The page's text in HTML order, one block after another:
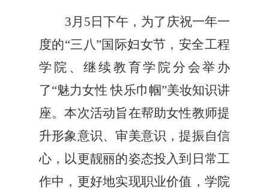
3月5日下午，为了庆祝一年一
度的“三八”国际妇女节，安全工程
学院、继续教育学院分 会举办
了“魅力女性 快乐巾帼”美妆知识讲
座。本次活动旨在帮助女性教师提
升形象意识、审美意识，提振自信
心，以更靓丽的姿态投入到日常工
作中，更好地实现职业价值 ， 学院